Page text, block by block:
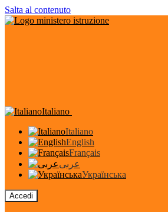
Salta al contenuto
Italiano
Italiano
English
Français
عربى
Українська
Accedi